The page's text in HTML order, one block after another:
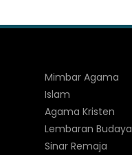
Mimbar Agama
Islam
Agama Kristen
Lembaran Budaya
Sinar Remaja